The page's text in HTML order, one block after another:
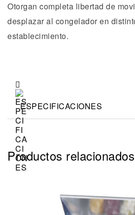
Otorgan completa libertad de
desplazar al congelador en
establecimiento.
ESPECIFICACIONES
Productos relacionados